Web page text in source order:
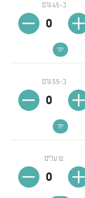
כ-45 גרם
יח'
0
כ-55 גרם
יח'
0
12 עלים
0